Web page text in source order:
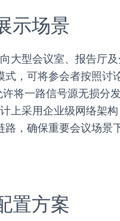
示场景
大型会议室、报告厅
式，可将参会者按照讨
将一路信号源无损分
上采用企业级网络架
，确保重要会议场景
置方案